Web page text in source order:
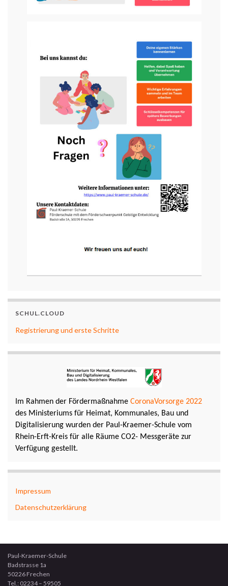
SCHUL.CLOUD
Registrierung und erste Schritte
Im Rahmen der Fördermaßnahme CoronaVorsorge 2022
des Ministeriums für Heimat, Kommunales, Bau und
Digitalisierung wurden der Paul-Kraemer-Schule vom
Rhein-Erft-Kreis für alle Räume CO2- Messgeräte zur
Verfügung gestellt.
Impressum
Datenschutzerklärung
Paul-Kraemer-Schule
Badstrasse 1a
50226 Frechen
Tel.: 02234 – 59505